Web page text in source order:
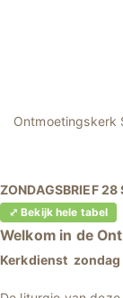
Ontmoetingskerk
ZONDAGSBRIEF
⤢ Bekijk hele tabel
Welkom in de
Kerkdienst